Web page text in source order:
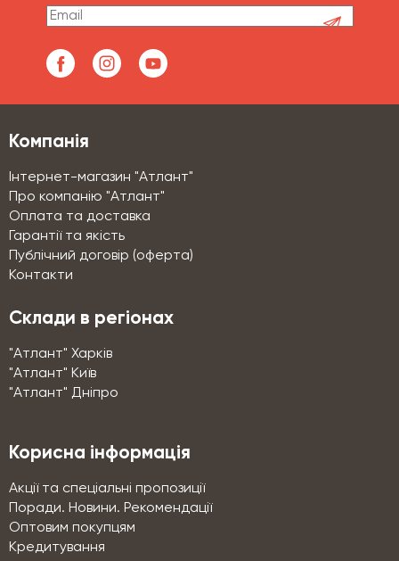
Компанія
Інтернет-магазин "Атлант"
Про компанію "Атлант"
Оплата та доставка
Гарантії та якість
Публічний договір (оферта)
Контакти
Склади в регіонах
"Атлант" Харків
"Атлант" Київ
"Атлант" Дніпро
Корисна інформація
Акції та спеціальні пропозиції
Поради. Новини. Рекомендації
Оптовим покупцям
Кредитування